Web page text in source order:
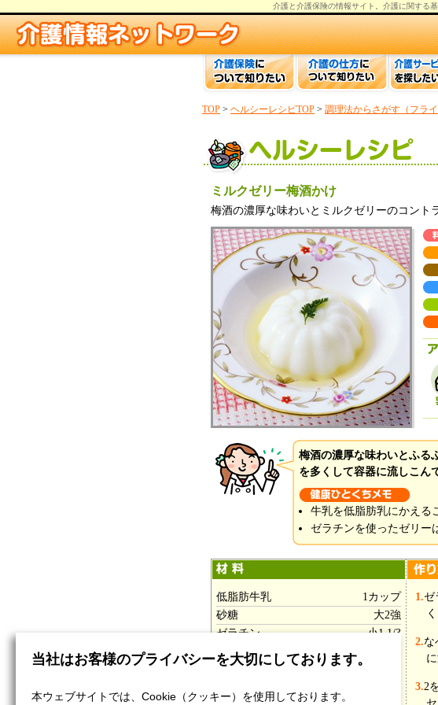
介護と介護保険の情報サイト。 介護に関する
TOP > ヘルシーレシピTOP > 調理法からさがす（フラ
ミルクゼリー梅酒かけ
梅酒の濃厚な味わいとミルクゼリーのコント
梅酒の濃厚な味わいとふる
を多くして容器に流しこん
牛乳を低脂肪乳にかえる
ゼラチンを使ったゼリー
低脂肪牛乳
1カップ
砂糖
大2強
ゼラチン
小1 1/3
水
バニラエッセンス
1.ゼ
く
2.な
3.2
当社はお客様のプライバシーを大切にしております。
本ウェブサイトでは、Cookie（クッキー）を使用しております。